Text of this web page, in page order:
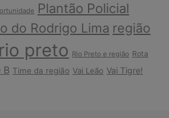
Plantão Policial
do Rodrigo Lima região
rio preto Rio Preto e região Rota
B Time da região Vai Leão Vai Tigre!